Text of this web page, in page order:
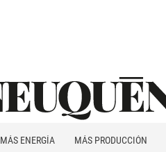
MÁS ENERGÍA MÁS PRODUCCIÓN